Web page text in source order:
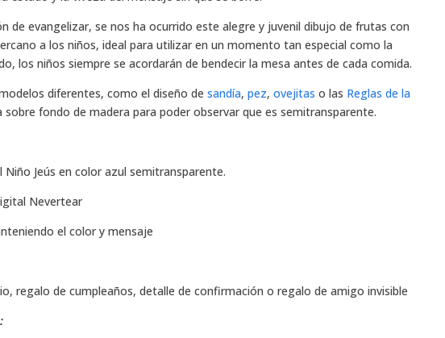
de evangelizar, se nos ha ocurrido este alegre y juvenil dibujo de frutas con
a los niños, ideal para utilizar en un momento tan especial como la
los niños siempre se acordarán de bendecir la mesa antes de cada comida.
diferentes, como el diseño desandía,pez,ovejitas o las Reglas de la
sobre fondo de madera para poder observar que es semitransparente.
Jeús en color azul semitransparente.
Nevertear
el color y mensaje
regalo de cumpleaños, detalle de confirmación o regalo de amigo invisible